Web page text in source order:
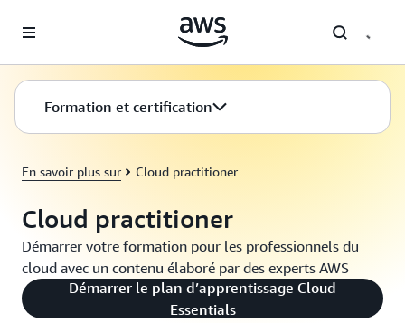
Formation et certification
En savoir plus sur Cloud practitioner
Cloud practitioner
Démarrer votre formation pour les professionnels du
cloud avec un contenu élaboré par des experts AWS
Démarrer le plan d’apprentissage Cloud
Essentials